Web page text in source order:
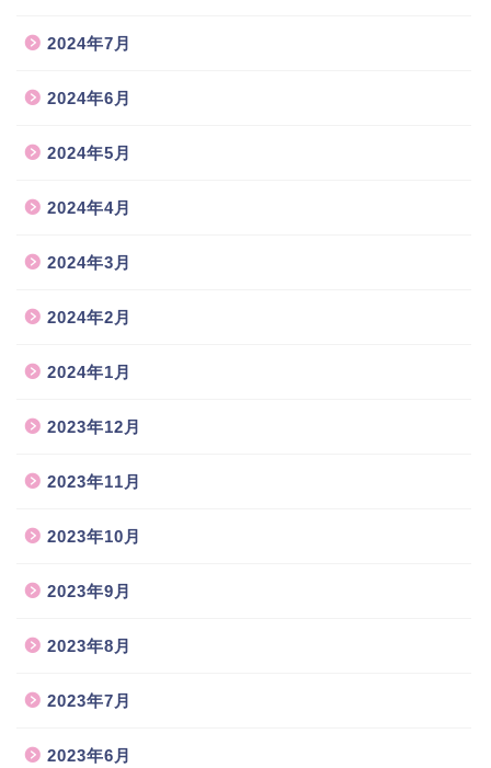
2024年7月
2024年6月
2024年5月
2024年4月
2024年3月
2024年2月
2024年1月
2023年12月
2023年11月
2023年10月
2023年9月
2023年8月
2023年7月
2023年6月